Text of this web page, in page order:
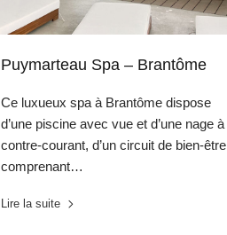
Puymarteau Spa – Brantôme
Ce luxueux spa à Brantôme dispose
d’une piscine avec vue et d’une nage à
contre-courant, d’un circuit de bien-être
comprenant…
Lire la suite